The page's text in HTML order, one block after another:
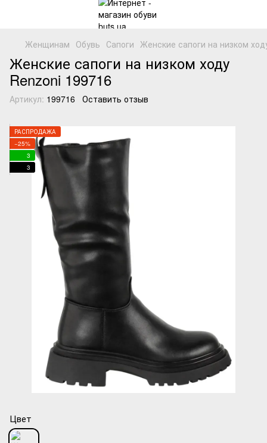
Женщинам Обувь Сапоги Женские сапоги на низком
Женские сапоги на низком ходу
Renzoni 199716
Артикул: 199716 Оставить отзыв
РАСПРОДАЖА
−25%
3
3
Цвет